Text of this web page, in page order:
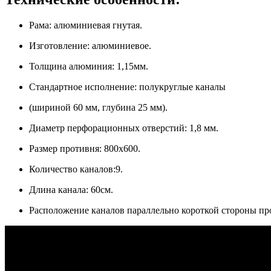
Рама: алюминиевая гнутая.
Изготовление: алюминиевое.
Толщина алюминия: 1,15мм.
Стандартное исполнение: полукруглые каналы
(шириной 60 мм, глубина 25 мм).
Диаметр перфорационных отверстий: 1,8 мм.
Размер противня: 800x600.
Количество каналов:9.
Длина канала: 60см.
Расположение каналов параллельно короткой стороны